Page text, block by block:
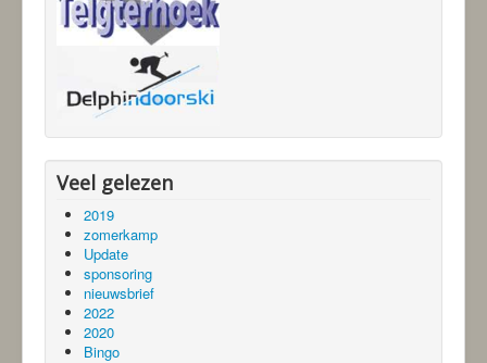
Veel gelezen
2019
zomerkamp
Update
sponsoring
nieuwsbrief
2022
2020
Bingo